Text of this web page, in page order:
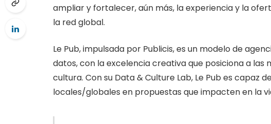
ampliar y fortalecer, aún más, la experiencia y la
la red global.
Le Pub, impulsada por Publicis, es un modelo de
datos, con la excelencia creativa que posiciona a
cultura. Con su Data & Culture Lab, Le Pub es capaz
locales/globales en propuestas que impacten en la